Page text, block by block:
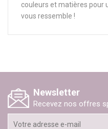
couleurs et matières pour
vous ressemble !
Newsletter
Recevez nos offres